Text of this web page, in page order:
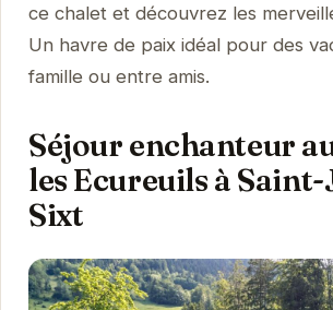
ce chalet et découvrez les
Un havre de paix idéal pour des
famille ou entre amis.
Séjour enchanteur
les Ecureuils à
Sixt